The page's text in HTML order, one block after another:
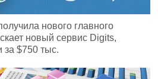
нового главного
новый сервис Digits,
за $750 тыс.